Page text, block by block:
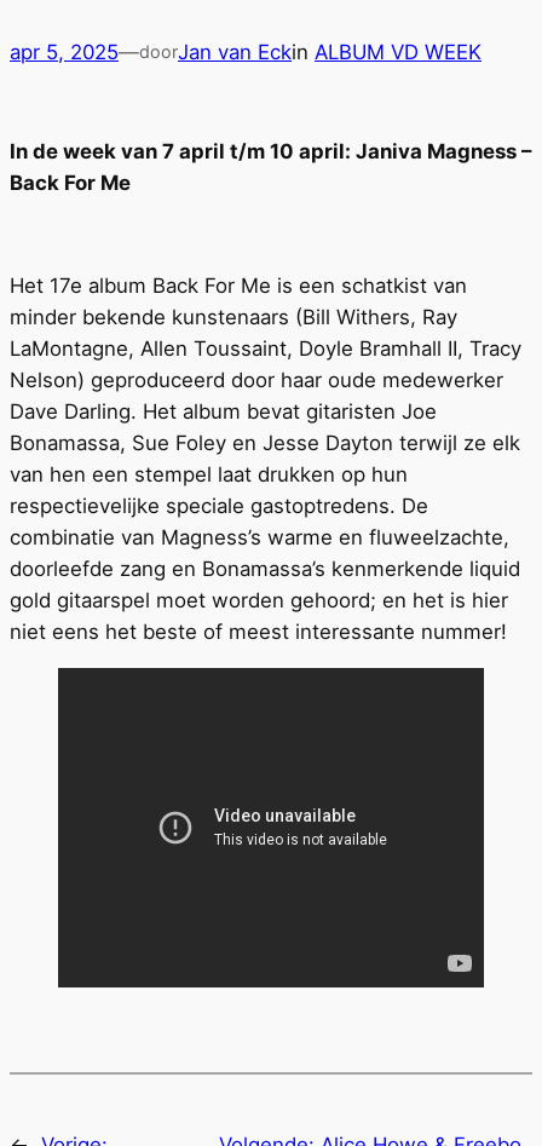
apr 5, 2025—doorJan van Eckin ALBUM VD WEEK
In de week van 7 april t/m 10 april: Janiva Magness –
Back For Me
Het 17e album Back For Me is een schatkist van
minder bekende kunstenaars (Bill Withers, Ray
LaMontagne, Allen Toussaint, Doyle Bramhall II, Tracy
Nelson) geproduceerd door haar oude medewerker
Dave Darling. Het album bevat gitaristen Joe
Bonamassa, Sue Foley en Jesse Dayton terwijl ze elk
van hen een stempel laat drukken op hun
respectievelijke speciale gastoptredens. De
combinatie van Magness’s warme en fluweelzachte,
doorleefde zang en Bonamassa’s kenmerkende liquid
gold gitaarspel moet worden gehoord; en het is hier
niet eens het beste of meest interessante nummer!